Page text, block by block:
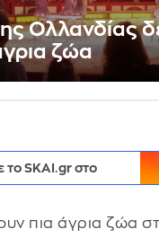
Ολλανδίας
ζώα
το SKAI.gr στο
πια άγρια ζώα